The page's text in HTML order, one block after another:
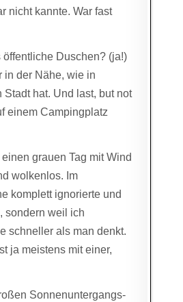
nicht kannte. War fast
Duschen? (ja!)
in der Nähe, wie in
hat. Und last, but not
einem Campingplatz
grauen Tag mit Wind
wolkenlos. Im
komplett ignorierte und
sondern weil ich
schneller als man denkt.
ja meistens mit einer,
Sonnenuntergangs-